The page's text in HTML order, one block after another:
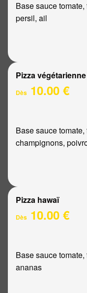
Base sauce
persil, ail
Pizza végétarienne
Dès 10.00 €
Base sauce
champignons,
Pizza hawaï
Dès 10.00 €
Base sauce
ananas